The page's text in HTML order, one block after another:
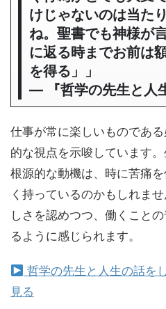
けじゃないのは当た
ね。聖書でも神様が
に返る時までお前は
を得る」」
― 『哲学の先生と人
仕事が常に楽しいものであ
的な視点を示唆しています
根源的な動機は、時に苦痛
く持っているのかもしれま
しさを認めつつ、働くこと
るように感じられます。
哲学の先生と人生の話を
見る